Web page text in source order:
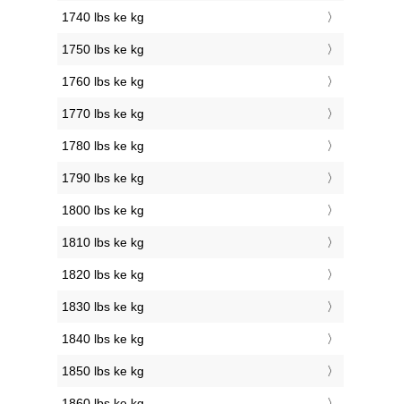
1740 lbs ke kg
1750 lbs ke kg
1760 lbs ke kg
1770 lbs ke kg
1780 lbs ke kg
1790 lbs ke kg
1800 lbs ke kg
1810 lbs ke kg
1820 lbs ke kg
1830 lbs ke kg
1840 lbs ke kg
1850 lbs ke kg